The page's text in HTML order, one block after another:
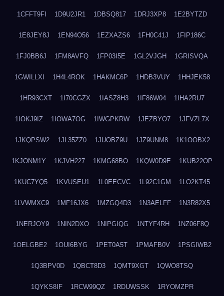
1CFFT9FI 1D9U2JR1 1DBSQ817 1DRJ3XP8 1E2BYTZD
1E8JEY8J 1EN94O56 1EZXAZS6 1FH0C41J 1FIP186C
1FJ0BB6J 1FM8AVFQ 1FP03I5E 1GL2VJGH 1GRISVQA
1GWILLXI 1H4L4ROK 1HAKMC6P 1HDB3VUY 1HHJEK58
1HR93CXT 1I70CGZX 1IASZ8H3 1IF86W04 1IHA2RU7
1IOKJ9IZ 1IOWA7OG 1IWGPKRW 1JEZBYO7 1JFVZL7X
1JKQPSW2 1JL35ZZ0 1JUOBZ9U 1JZ9UNM8 1K1OOBX2
1KJONM1Y 1KJVH227 1KMG68BO 1KQW0D9E 1KUB22OP
1KUC7YQ5 1KVUSEU1 1L0EECVC 1L92C1GM 1LO2KT45
1LVWMXC9 1MF16JX6 1MZGQ4D3 1N3AELFF 1N3R82X5
1NERJOY9 1NIN2DXO 1NIPGIQG 1NTYF4RH 1NZ06F8Q
1OELGBE2 1OUI6BYG 1PET0A5T 1PMAFB0V 1PSGIWB2
1Q3BPV0D 1QBCT8D3 1QMT9XGT 1QWO8TSQ
1QYKS8IF 1RCW99QZ 1RDUWSSK 1RYOMZPR